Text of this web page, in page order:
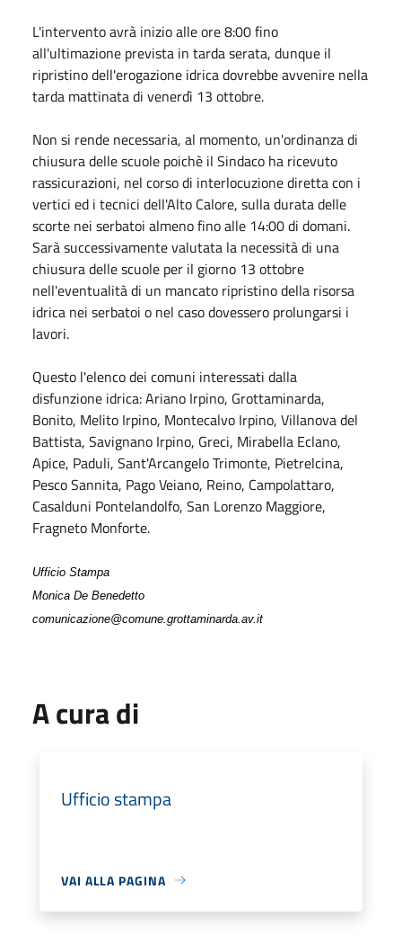
L'intervento avrà inizio alle ore 8:00 fino
all'ultimazione prevista in tarda serata, dunque il
ripristino dell'erogazione idrica dovrebbe avvenire nella
tarda mattinata di venerdì 13 ottobre.
Non si rende necessaria, al momento, un'ordinanza di
chiusura delle scuole poichè il Sindaco ha ricevuto
rassicurazioni, nel corso di interlocuzione diretta con i
vertici ed i tecnici dell'Alto Calore, sulla durata delle
scorte nei serbatoi almeno fino alle 14:00 di domani.
Sarà successivamente valutata la necessità di una
chiusura delle scuole per il giorno 13 ottobre
nell'eventualità di un mancato ripristino della risorsa
idrica nei serbatoi o nel caso dovessero prolungarsi i
lavori.
Questo l'elenco dei comuni interessati dalla
disfunzione idrica: Ariano Irpino, Grottaminarda,
Bonito, Melito Irpino, Montecalvo Irpino, Villanova del
Battista, Savignano Irpino, Greci, Mirabella Eclano,
Apice, Paduli, Sant'Arcangelo Trimonte, Pietrelcina,
Pesco Sannita, Pago Veiano, Reino, Campolattaro,
Casalduni Pontelandolfo, San Lorenzo Maggiore,
Fragneto Monforte.
Ufficio Stampa
Monica De Benedetto
comunicazione@comune.grottaminarda.av.it
A cura di
Ufficio stampa
VAI ALLA PAGINA